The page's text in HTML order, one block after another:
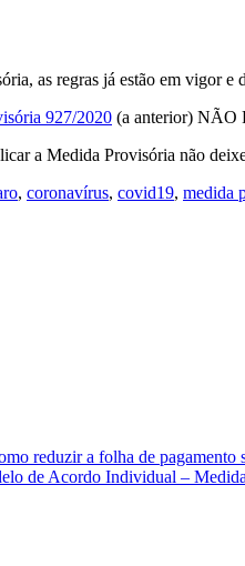
as regras já estão em vigor
927/2020 (a anterior) NÃO
a Medida Provisória não
, coronavírus, covid19, medida
reduzir a folha de pagamento
de Acordo Individual –